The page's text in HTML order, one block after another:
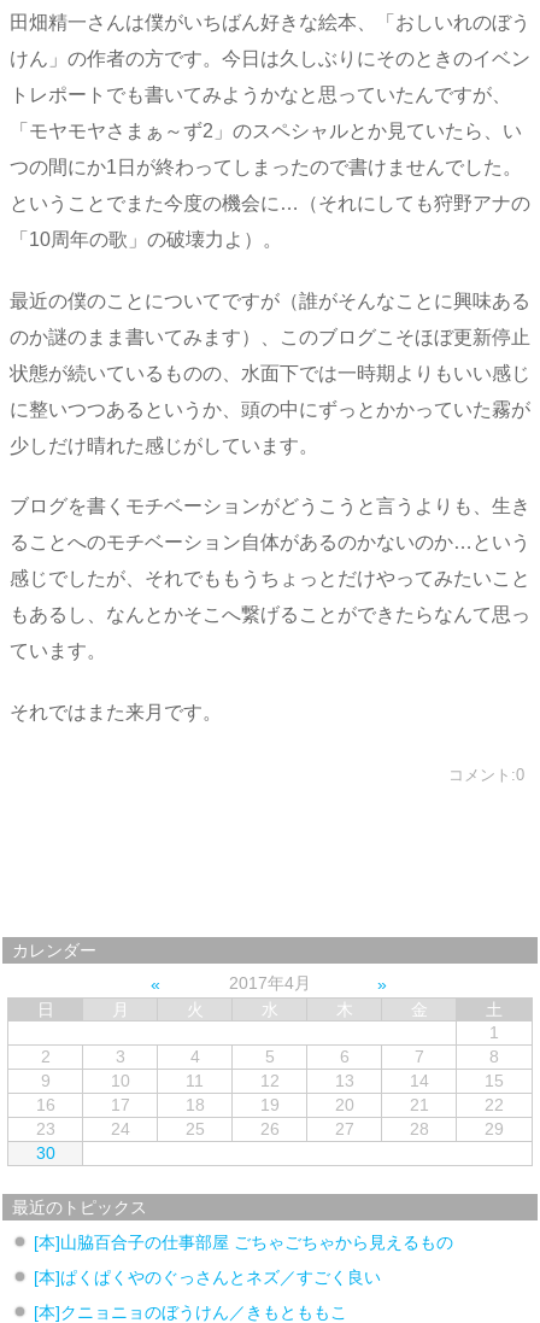
田畑精一さんは僕がいちばん好きな絵本、「おしいれのぼう
けん」の作者の方です。今日は久しぶりにそのときのイベン
トレポートでも書いてみようかなと思っていたんですが、
「モヤモヤさまぁ～ず2」のスペシャルとか見ていたら、い
つの間にか1日が終わってしまったので書けませんでした。
ということでまた今度の機会に…（それにしても狩野アナの
「10周年の歌」の破壊力よ）。
最近の僕のことについてですが（誰がそんなことに興味ある
のか謎のまま書いてみます）、このブログこそほぼ更新停止
状態が続いているものの、水面下では一時期よりもいい感じ
に整いつつあるというか、頭の中にずっとかかっていた霧が
少しだけ晴れた感じがしています。
ブログを書くモチベーションがどうこうと言うよりも、生き
ることへのモチベーション自体があるのかないのか…という
感じでしたが、それでももうちょっとだけやってみたいこと
もあるし、なんとかそこへ繋げることができたらなんて思っ
ています。
それではまた来月です。
コメント:0
カレンダー
2017年4月
日
月 火 水 木 金
土
1
2
3 4 5 6 7
8
9
10 11 12 13 14
15
16
17 18 19 20 21
22
23
24 25 26 27 28
29
30
最近のトピックス
[本]山脇百合子の仕事部屋 ごちゃごちゃから見えるもの
[本]ぱくぱくやのぐっさんとネズ／すごく良い
[本]クニョニョのぼうけん／きもとももこ